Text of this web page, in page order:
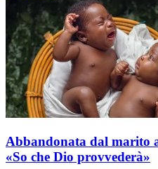
Abbandonata dal marito
«So che Dio provvederà»